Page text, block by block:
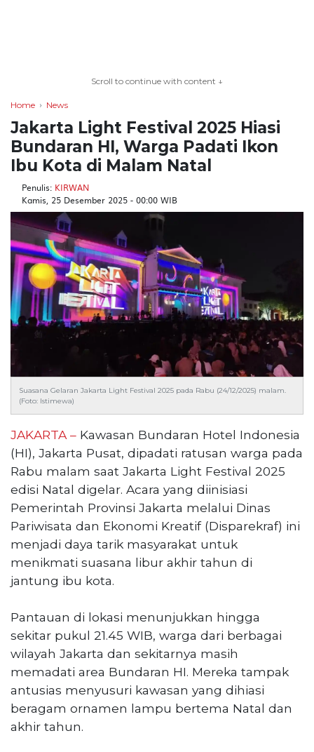
Copyright
©
2026
serikatnews.com
Allright
Reserved
US
Tower,
Level
19,
Jl.
Jenderal
Gatot
Subroto,
No.
27,
Setiabudi,
Selatan,
12950
+6282136505789
PT
Serikat
Indonesia
Scroll to continue with content ↓
Home News
Jakarta Light Festival 2025 Hiasi
Bundaran HI, Warga Padati Ikon
Ibu Kota di Malam Natal
Penulis: KIRWAN
Kamis, 25 Desember 2025 - 00:00 WIB
Suasana Gelaran Jakarta Light Festival 2025 pada Rabu (24/12/2025) malam.
(Foto: Istimewa)
JAKARTA – Kawasan Bundaran Hotel Indonesia
(HI), Jakarta Pusat, dipadati ratusan warga pada
Rabu malam saat Jakarta Light Festival 2025
edisi Natal digelar. Acara yang diinisiasi
Pemerintah Provinsi Jakarta melalui Dinas
Pariwisata dan Ekonomi Kreatif (Disparekraf) ini
menjadi daya tarik masyarakat untuk
menikmati suasana libur akhir tahun di
jantung ibu kota.
Pantauan di lokasi menunjukkan hingga
sekitar pukul 21.45 WIB, warga dari berbagai
wilayah Jakarta dan sekitarnya masih
memadati area Bundaran HI. Mereka tampak
antusias menyusuri kawasan yang dihiasi
beragam ornamen lampu bertema Natal dan
akhir tahun.